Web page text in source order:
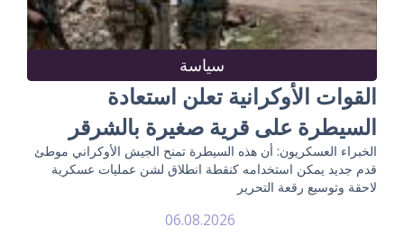
سياسة
القوات الأوكرانية تعلن استعادة
السيطرة على قرية صغيرة بالشرقر
الخبراء العسكريون: أن هذه السيطرة تمنح الجيش الأوكراني موطئ
قدم جديد يمكن استخدامه كنقطة انطلاق لشن عمليات عسكرية
لاحقة وتوسيع رقعة التحرير
06.08.2026